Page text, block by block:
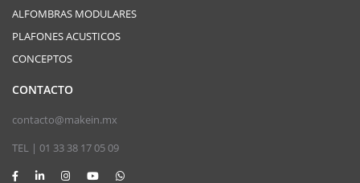
ALFOMBRAS MODULARES
PLAFONES ACUSTICOS
CONCEPTOS
CONTACTO
contacto@makein.mx
TEL | 01 33 38 17 05 09